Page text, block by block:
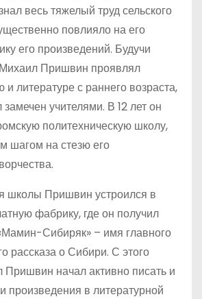
весь тяжелый труд сельского
повлияло на его
его произведений. Будучи
Пришвин проявлял
и литературе с раннего возраста,
учителями. В 12 лет он
политехническую школу,
шагом на стезю его
школы Пришвин устроился в
фабрику, где он получил
Сибиряк» – имя главного
рассказа о Сибири. С этого
начал активно писать и
произведения в литературной